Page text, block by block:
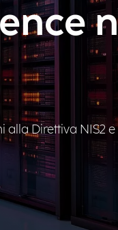
alla Direttiva NIS2 e